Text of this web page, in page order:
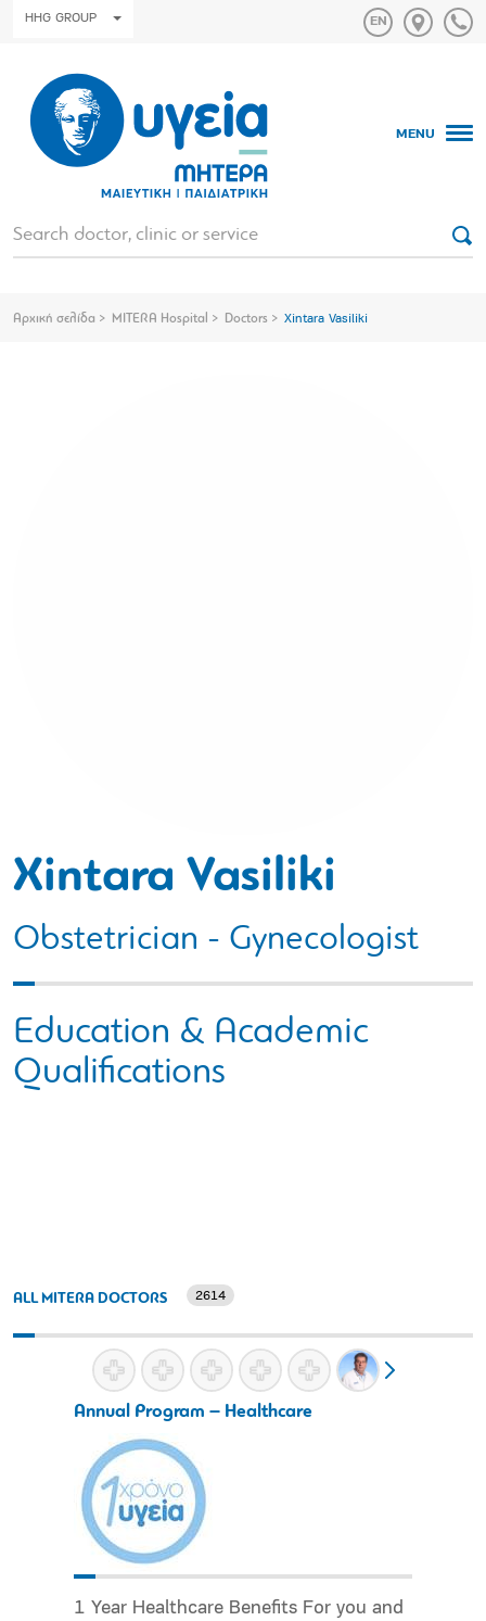
HHG GROUP
MENU
Αρχική σελίδα MITERA Hospital Doctors Xintara Vasiliki
Xintara Vasiliki
Obstetrician - Gynecologist
Education & Academic
Qualifications
ALL MITERA DOCTORS 2614
Annual Program – Healthcare
1 Year Healthcare Benefits For you and